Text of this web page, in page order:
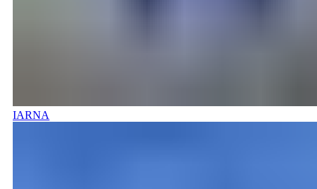
IARNA